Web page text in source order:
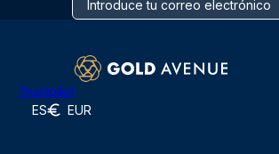
Trustpilot
ES EUR